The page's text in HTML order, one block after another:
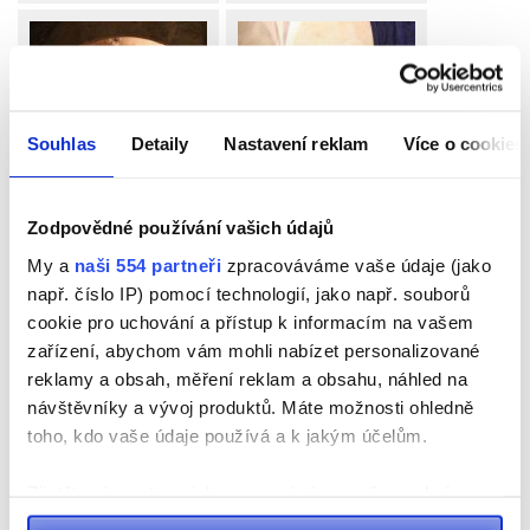
Souhlas Detaily Nastavení reklam Více o cookies
Zodpovědné používání vašich údajů
My a naši 554 partneři zpracováváme vaše údaje (jako
např. číslo IP) pomocí technologií, jako např. souborů
cookie pro uchování a přístup k informacím na vašem
zařízení, abychom vám mohli nabízet personalizované
reklamy a obsah, měření reklam a obsahu, náhled na
návštěvníky a vývoj produktů. Máte možnosti ohledně
toho, kdo vaše údaje používá a k jakým účelům.
údaje, a nastavte si předvolby včásti s podrobnostmi.
Facebook
Email
X Share
Publikováno vAktuálně,Kultura,PardubickoTaggedakce,hrad
kultura,kunětická hora,památky,pardubicko,zámky
nucen upravit jízdní řád
kruhového objezdu u